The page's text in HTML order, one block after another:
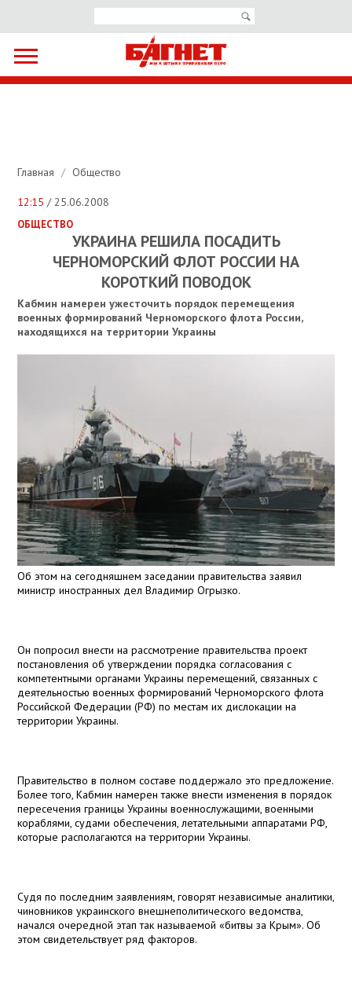
Главная / Общество
12:15 / 25.06.2008
ОБЩЕСТВО
УКРАИНА РЕШИЛА ПОСАДИТЬ
ЧЕРНОМОРСКИЙ ФЛОТ РОССИИ НА
КОРОТКИЙ ПОВОДОК
Кабмин намерен ужесточить порядок перемещения
военных формирований Черноморского флота России,
находящихся на территории Украины
Об этом на сегодняшнем заседании правительства заявил
министр иностранных дел Владимир Огрызко.
Он попросил внести на рассмотрение правительства проект
постановления об утверждении порядка согласования с
компетентными органами Украины перемещений, связанных с
деятельностью военных формирований Черноморского флота
Российской Федерации (РФ) по местам их дислокации на
территории Украины.
Правительство в полном составе поддержало это предложение.
Более того, Кабмин намерен также внести изменения в порядок
пересечения границы Украины военнослужащими, военными
кораблями, судами обеспечения, летательными аппаратами РФ,
которые располагаются на территории Украины.
Судя по последним заявлениям, говорят независимые аналитики,
чиновников украинского внешнеполитического ведомства,
начался очередной этап так называемой «битвы за Крым». Об
этом свидетельствует ряд факторов.